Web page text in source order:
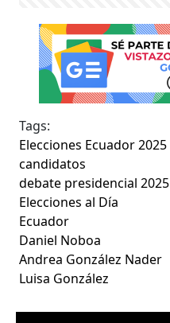
Tags:
Elecciones Ecuador 2025
candidatos
debate presidencial 2025
Elecciones al Día
Ecuador
Daniel Noboa
Andrea González Nader
Luisa González